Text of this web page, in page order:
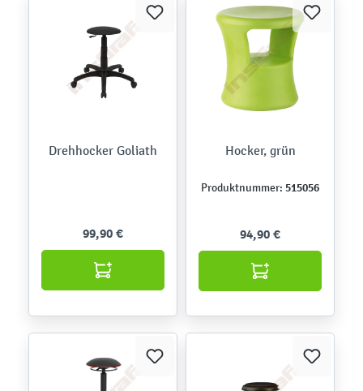
Drehhocker Goliath
99,90 €
Hocker, grün
Produktnummer: 515056
94,90 €